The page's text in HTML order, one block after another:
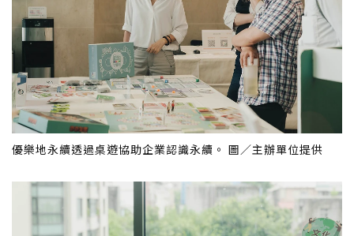
優樂地永續透過桌遊協助企業認識永續。 圖／主辦單位提供